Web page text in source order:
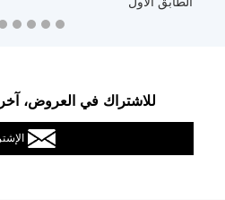
الطابق الأول
للاشتراك في العروض، آخر